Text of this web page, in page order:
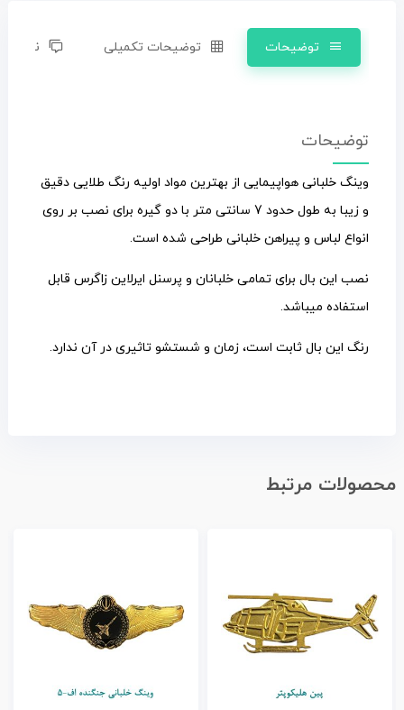
توضیحات توضیحات تکمیلی نظرات (0)
توضیحات
وینگ خلبانی هواپیمایی از بهترین مواد اولیه رنگ طلایی دقیق
و زیبا به طول حدود 7 سانتی متر با دو گیره برای نصب بر روی
انواع لباس و پیراهن خلبانی طراحی شده است.
نصب این بال برای تمامی خلبانان و پرسنل ایرلاین زاگرس قابل
استفاده میباشد.
رنگ این بال ثابت است، زمان و شستشو تاثیری در آن ندارد.
محصولات مرتبط